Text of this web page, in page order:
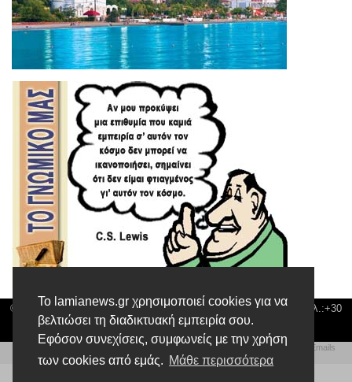
Το lamianews.gr χρησιμοποιεί cookies για να
βελτιώσει τη διαδικτυακή εμπειρία σου.
Εφόσον συνεχίσεις, συμφωνείς με την χρήση
των cookies από εμάς. Μάθε περισσότερα
© Lamia News | Διεύθυνση: Καποδιστρίου 3 ΤΚ-35132 ΛΑΜΙΑ | Τηλ.:+30
22310 24300 |news@lamianews.gr
Πολιτική απορρήτου Αίτηση Διαχείρισης Προσωπικών Δεδομένων |
Πολιτική Emails
Δημιουργία της Ιστοσελίδας byWeb Technical Team